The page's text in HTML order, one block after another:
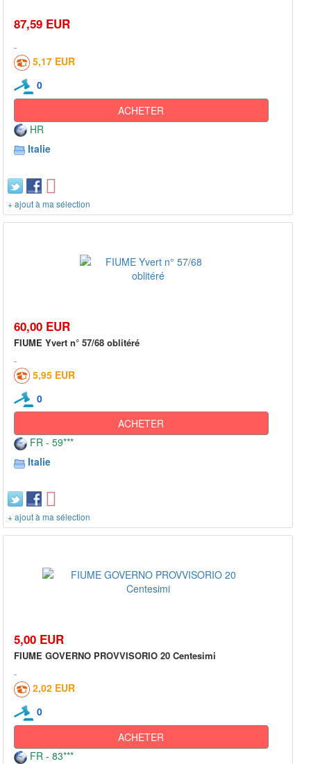
87,59 EUR
5,17 EUR
0
ACHETER
HR
Italie
+ ajout à ma sélection
60,00 EUR
FIUME Yvert n° 57/68 oblitéré
5,95 EUR
0
ACHETER
FR - 59***
Italie
+ ajout à ma sélection
5,00 EUR
FIUME GOVERNO PROVVISORIO 20 Centesimi
2,02 EUR
0
ACHETER
FR - 83***